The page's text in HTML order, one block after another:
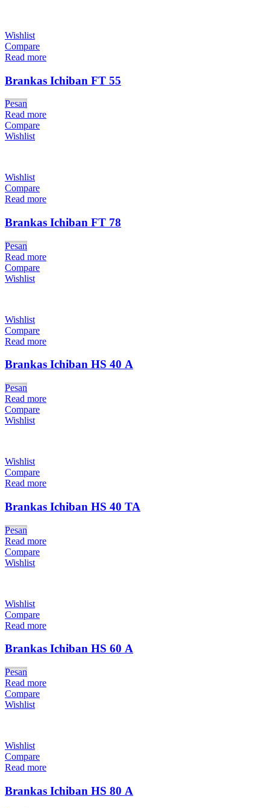
Wishlist
Compare
Read more
Brankas Ichiban FT 55
Pesan
Read more
Compare
Wishlist
Wishlist
Compare
Read more
Brankas Ichiban FT 78
Pesan
Read more
Compare
Wishlist
Wishlist
Compare
Read more
Brankas Ichiban HS 40 A
Pesan
Read more
Compare
Wishlist
Wishlist
Compare
Read more
Brankas Ichiban HS 40 TA
Pesan
Read more
Compare
Wishlist
Wishlist
Compare
Read more
Brankas Ichiban HS 60 A
Pesan
Read more
Compare
Wishlist
Wishlist
Compare
Read more
Brankas Ichiban HS 80 A